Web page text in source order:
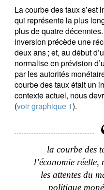
La courbe des taux s’est
qui représente la plus
plus de quatre
inversion précède une
deux ans ; et, au début
normalise en prévision
par les autorités
courbe des taux était un
contexte actuel, nous
(voir graphique 1).
la courbe des
l’économie réelle,
les attentes du
politique